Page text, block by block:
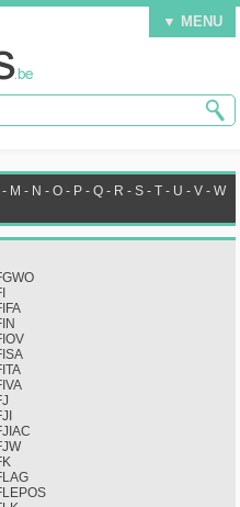
▼ MENU
- M - N -O - P -Q - R -S -T - U -V -W